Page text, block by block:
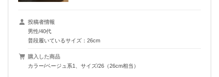
投稿者情報
男性/40代
普段履いているサイズ：26cm
購入した商品
カラー/ベージュ系1、サイズ/26（26cm相当）